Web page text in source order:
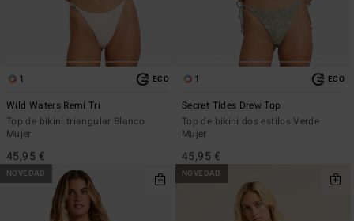
1 ECO
Wild Waters Remi Tri
Top de bikini triangular Blanco
Mujer
45,95 €
1 ECO
Secret Tides Drew Top
Top de bikini dos estilos Verde
Mujer
45,95 €
NOVEDAD NOVEDAD